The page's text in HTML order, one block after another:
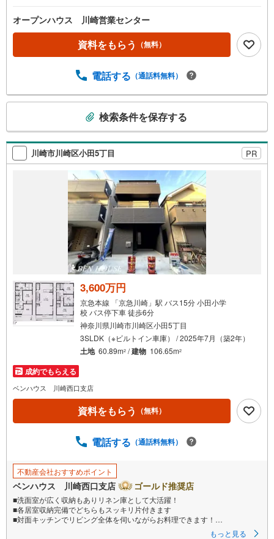
ご連絡ください！現地を見学される場合は「室内・現地を
見学する（無料）」ボタンよりご希望の日時をご記入いた
だけますとスムーズにご案内が可能です。◎現地のご案内
について・平日や夜遅い時間帯もご案内が可能 ※定休日を
します。・車でご自宅や最寄り駅等、ご指定の場所まで送
別FP相談会 無料物件のご紹介だけでなく住宅ローン・資
金のご相談、まずは家探しについて話を聞きたいという方
も大歓迎です！年間8000棟以上の限定物件を発表している
オープンハウスだから出会える物件が多数ございます。ぜ
ひお気軽にご連絡・ご相談ください！※限定物件:当社の
み、もしくは当社を含めた数社でのみご紹介可能なオープ
ンハウス・ディベロップメントの物件
オープンハウス 川崎営業センター
資料をもらう （無料）
電話する （通話料無料）
検
索
条
る
条
件
イ
ペ
ー
ジ
検索条件を保存する
川崎市川崎区小田5丁目 PR
3,600万円
京急本線 「京急川崎」駅 バス15分 小田小学
校 バス停下車 徒歩6分
神奈川県川崎市川崎区小田5丁目
3SLDK（※ビルトイン車庫） / 2025年7月（築2年）
土地 60.89m2 /建物 106.65m2
成約でもらえる
ベンハウス 川崎西口支店
資料をもらう （無料）
電話する （通話料無料）
不動産会社おすすめポイント
ベンハウス 川崎西口支店 ゴールド推奨店
■洗面室が広く収納もありリネン庫として大活躍！
■各居室収納完備でどちらもスッキリ片付きます
■対面キッチンでリビング全体を伺いながらお料理できます！
もっと見る